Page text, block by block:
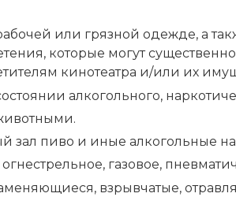
или грязной одежде, а
которые могут
кинотеатра и/или их
алкогольного,
зал пиво и иные алкогольные
газовое,
взрывчатые,